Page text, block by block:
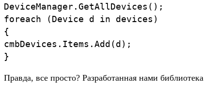
DeviceManager.GetAllDevices();
foreach (Device d in devices)
{
cmbDevices.Items.Add(d);
}
Правда, все просто? Разработанная нами библиотека